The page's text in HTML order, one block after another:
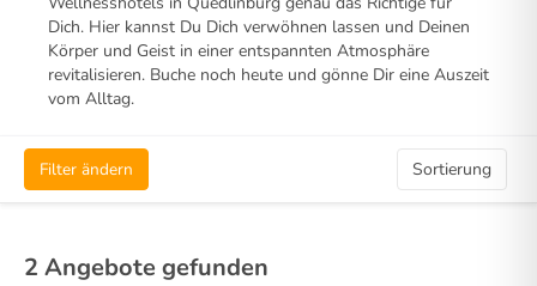
Dich. Hier kannst Du Dich verwöhnen lassen und Deinen
Körper und Geist in einer entspannten Atmosphäre
revitalisieren. Buche noch heute und gönne Dir eine Auszeit
vom Alltag.
Filter ändern Sortierung
2 Angebote gefunden